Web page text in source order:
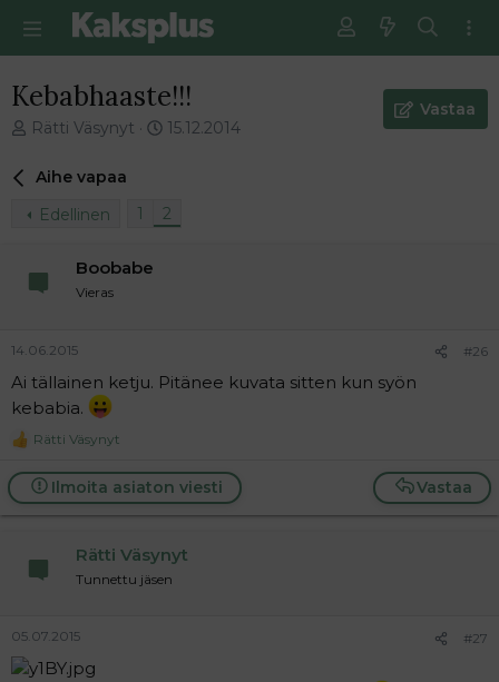
Kebabhaaste!!!
V
e
t
e
t
n
a
t
a
Rätti Väsynyt
E
m
m
i
15.12.2014
Vastaa
Aihe vapaa
Edellinen
1 2
Boobabe
Vieras
14.06.2015 #26
Ai tällainen ketju. Pitänee kuvata sitten kun syön
kebabia.
R
a
c
t
Rätti Väsynyt
Vastaa
Ilmoita asiaton viesti
Rätti Väsynyt
Tunnettu jäsen
05.07.2015 #27